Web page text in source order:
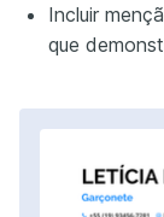
Incluir
que